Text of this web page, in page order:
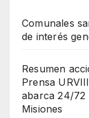
Comunales
de interés
Resumen
Prensa
abarca 24/72
Misiones